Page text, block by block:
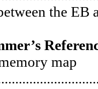
the EB
map